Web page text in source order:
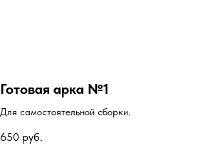
Готовая арка №1
Для самостоятельной сборки.
650 руб.